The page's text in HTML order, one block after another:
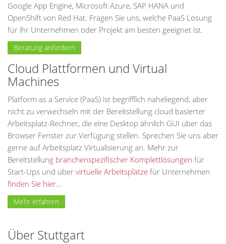
Google App Engine, Microsoft Azure, SAP HANA und
OpenShift von Red Hat. Fragen Sie uns, welche PaaS Lösung
für ihr Unternehmen oder Projekt am besten geeignet ist.
Beratung anfordern
Cloud Plattformen und Virtual
Machines
Platform as a Service (PaaS) ist begrifflich naheliegend, aber
nicht zu verwechseln mit der Bereitstellung cloud basierter
Arbeitsplatz-Rechner, die eine Desktop ähnlich GUI über das
Browser Fenster zur Verfügung stellen. Sprechen Sie uns aber
gerne auf Arbeitsplatz Virtualisierung an. Mehr zur
Bereitstellung branchenspezifischer Komplettlösungen für
Start-Ups und über virtuelle Arbeitsplätze für Unternehmen
finden Sie hier...
Mehr erfahren
Über Stuttgart